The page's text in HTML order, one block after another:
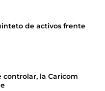
de activos frente
la Caricom